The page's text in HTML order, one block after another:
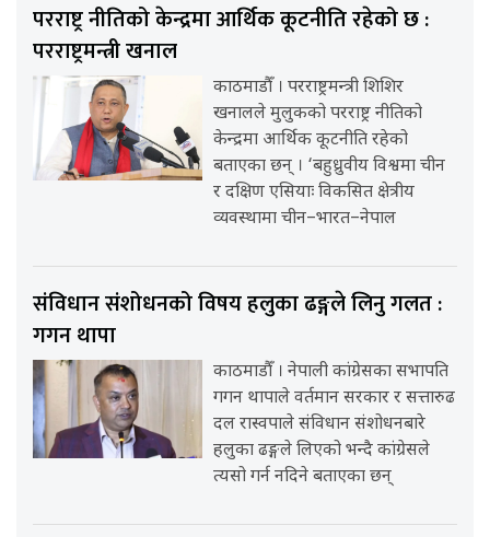
परराष्ट्र नीतिको केन्द्रमा आर्थिक कूटनीति रहेको छ :
परराष्ट्रमन्त्री खनाल
काठमाडौँ । परराष्ट्रमन्त्री शिशिर
खनालले मुलुकको परराष्ट्र नीतिको
केन्द्रमा आर्थिक कूटनीति रहेको
बताएका छन् । ‘बहुध्रुवीय विश्वमा चीन
र दक्षिण एसियाः विकसित क्षेत्रीय
व्यवस्थामा चीन–भारत–नेपाल
संविधान संशोधनको विषय हलुका ढङ्गले लिनु गलत :
गगन थापा
काठमाडौँ । नेपाली कांग्रेसका सभापति
गगन थापाले वर्तमान सरकार र सत्तारुढ
दल रास्वपाले संविधान संशोधनबारे
हलुका ढङ्गले लिएको भन्दै कांग्रेसले
त्यसो गर्न नदिने बताएका छन्